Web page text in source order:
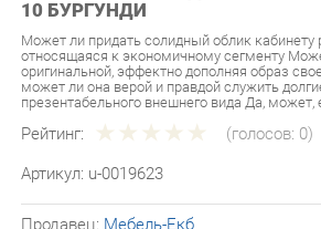
Может ли придать солидный облик кабинету
относящаяся к экономичному сегменту Может
оригинальной, эффектно дополняя образ
может ли она верой и правдой служить долгие
презентабельного внешнего вида Да, может,
Рейтинг: (голосов:0)
Артикул: u-0019623
Продавец: Мебель-Екб
Производитель:Skyland